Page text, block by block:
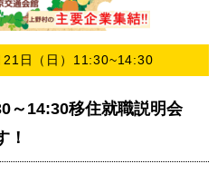
日（日）11:30~14:30
～14:30移住就職説明会
！